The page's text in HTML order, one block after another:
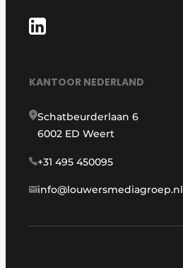
KANTOOR NEDERLAND
Schatbeurderlaan 6
6002 ED Weert
+31 495 450095
info@louwersmediagroep.nl